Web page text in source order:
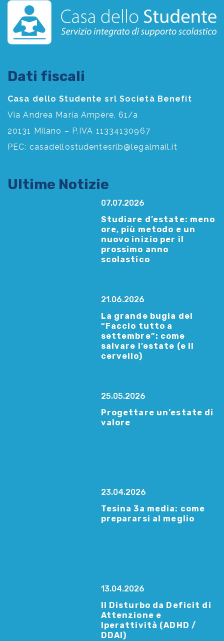
Dati fiscali
Casa dello Studente srl Società Benefit
Via Andrea Maria Ampère, 61/a
20131 Milano – P.IVA 11334130967
PEC: casadellostudentesrlb@legalmail.it
Ultime Notizie
07.07.2026
Studiare d’estate: meno
ore, più metodo e un
nuovo inizio per il
prossimo anno
scolastico
21.06.2026
La grande bugia del
“Faccio tutto a
settembre”: come
salvare l’estate (e il
cervello)
25.05.2026
Progettare un’estate di
valore
23.04.2026
Tesina 3a media: come
prepararsi al meglio
13.04.2026
Il Disturbo da Deficit di
Attenzione e
Iperattività (ADHD /
DDAI)